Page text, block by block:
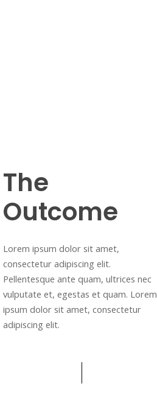
The
Outcome
Lorem ipsum dolor sit amet,
consectetur adipiscing elit.
Pellentesque ante quam, ultrices nec
vulputate et, egestas et quam. Lorem
ipsum dolor sit amet, consectetur
adipiscing elit.